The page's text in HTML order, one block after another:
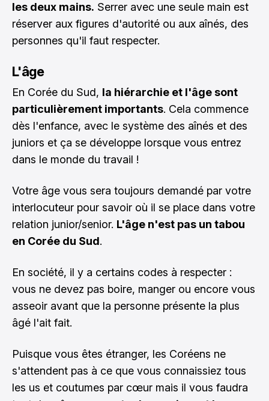
les deux mains. Serrer avec une seule main est
réserver aux figures d'autorité ou aux aînés, des
personnes qu'il faut respecter.
L'âge
En Corée du Sud, la hiérarchie et l'âge sont
particulièrement importants. Cela commence
dès l'enfance, avec le système des aînés et des
juniors et ça se développe lorsque vous entrez
dans le monde du travail !
Votre âge vous sera toujours demandé par votre
interlocuteur pour savoir où il se place dans votre
relation junior/senior. L'âge n'est pas un tabou
en Corée du Sud.
En société, il y a certains codes à respecter :
vous ne devez pas boire, manger ou encore vous
asseoir avant que la personne présente la plus
âgé l'ait fait.
Puisque vous êtes étranger, les Coréens ne
s'attendent pas à ce que vous connaissiez tous
les us et coutumes par cœur mais il vous faudra